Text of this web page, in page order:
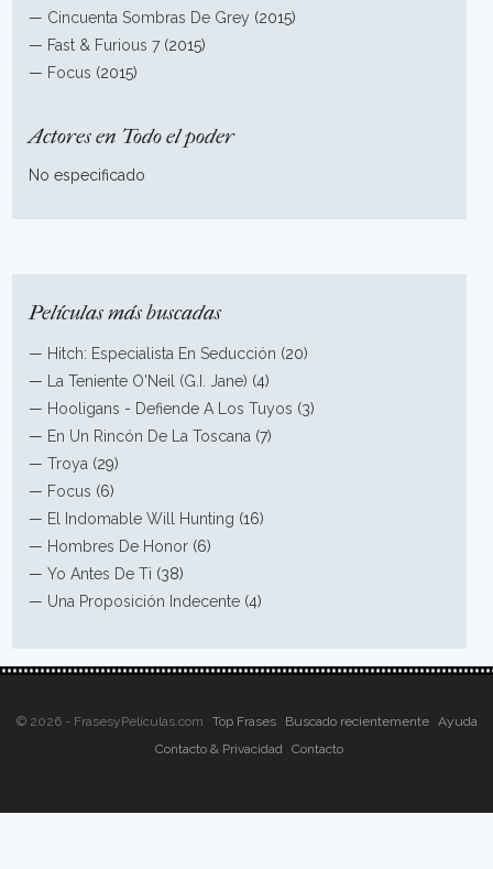
— Cincuenta Sombras De Grey (2015)
— Fast & Furious 7 (2015)
— Focus (2015)
Actores en Todo el poder
No especificado
Películas más buscadas
— Hitch: Especialista En Seducción (20)
—
La Teniente O'Neil (G.I. Jane) (4)
— Hooligans - Defiende A Los Tuyos (3)
— En Un Rincón De La Toscana (7)
—Troya (29)
— Focus (6)
— El Indomable Will Hunting (16)
— Hombres De Honor (6)
—Yo Antes De Ti (38)
— Una Proposición Indecente (4)
© 2026 - FrasesyPeliculas.com Top Frases Buscado recientemente
Ayuda
Contacto & Privacidad
Contacto